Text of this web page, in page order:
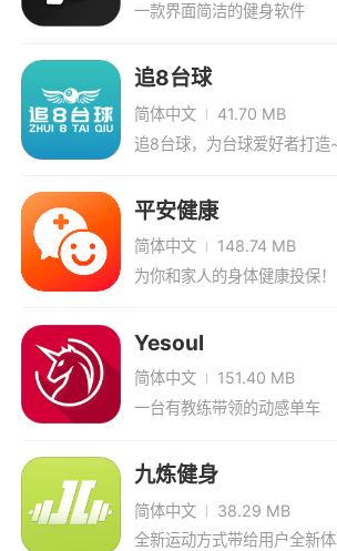
一款界面简洁的健身软件
追8台球
简体中文
41.70 MB
追8台球，为台球爱好者打造
平安健康
简体中文
148.74 MB
为你和家人的身体健康投保！
Yesoul
简体中文
151.40 MB
一台有教练带领的动感单车
九炼健身
简体中文
38.29 MB
全新运动方式带给用户全新